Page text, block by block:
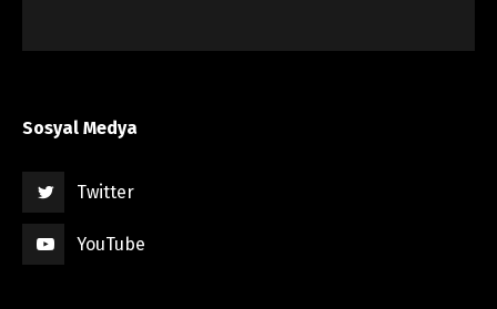
Sosyal Medya
Twitter
YouTube